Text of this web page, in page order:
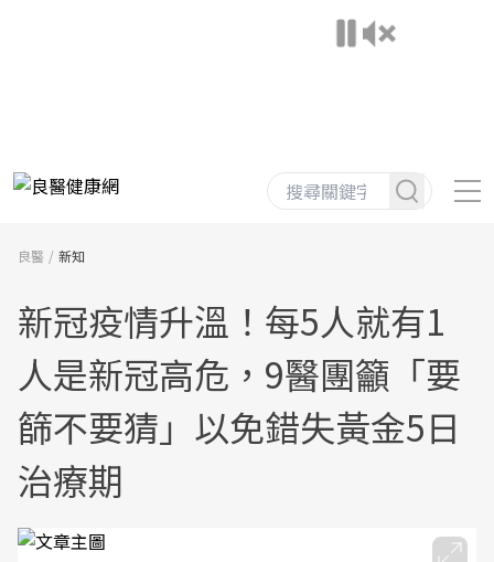
良醫 新知
新冠疫情升溫！每5人就有1
人是新冠高危，9醫團籲「要
篩不要猜」以免錯失黃金5日
治療期